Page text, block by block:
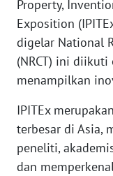
Property,
Exposition
digelar National
(NRCT) ini
menampilkan
IPITEx
terbesar di Asia,
peneliti,
dan
KARIR
DISCLAIMER
Wahana
Regional
SUMUT